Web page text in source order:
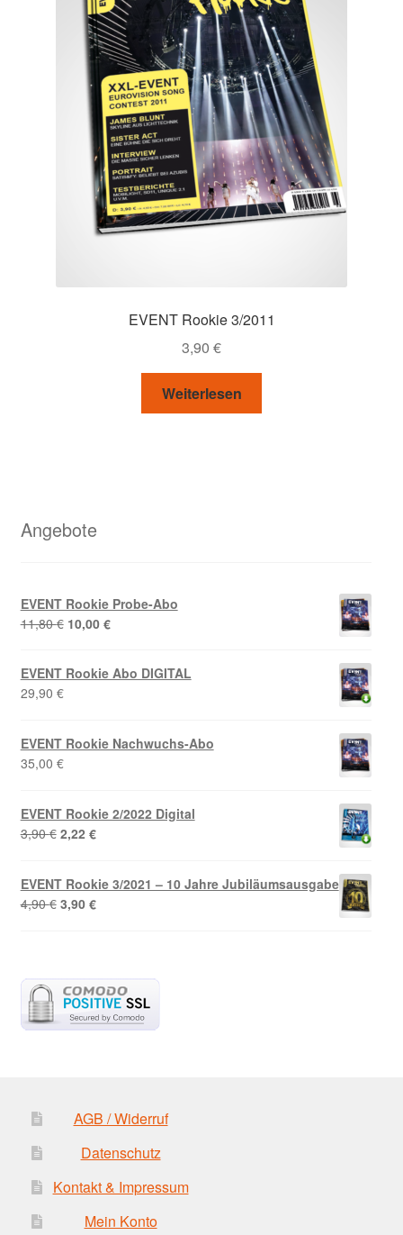
EVENT Rookie 3/2011
3,90 €
Weiterlesen
Angebote
EVENT Rookie Probe-Abo
11,80€ Ursprünglicher
11,80 €
10,00 €Aktueller
10,00 €.
EVENT Rookie Abo DIGITAL
29,90 €
EVENT Rookie Nachwuchs-Abo
35,00 €
EVENT Rookie 2/2022 Digital
3,90€ Ursprünglicher
3,90 €
2,22 €Aktueller
2,22 €.
EVENT Rookie 3/2021 – 10 Jahre Jubiläumsausgabe
4,90€ Ursprünglicher
3,90 €Aktueller
AGB / Widerruf
Datenschutz
Kontakt & Impressum
Mein Konto